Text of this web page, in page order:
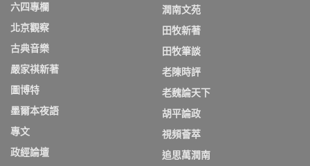
六四專欄
北京觀察
古典音樂
嚴家祺新著
圖博特
墨爾本夜語
專文
政經論壇
潤南文苑
田牧新著
田牧筆談
老陳時評
老魏論天下
胡平論政
視頻薈萃
追思萬潤南